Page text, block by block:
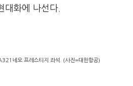
화에 나선다.
네오 프레스티지 좌석. (사진=대한항공)